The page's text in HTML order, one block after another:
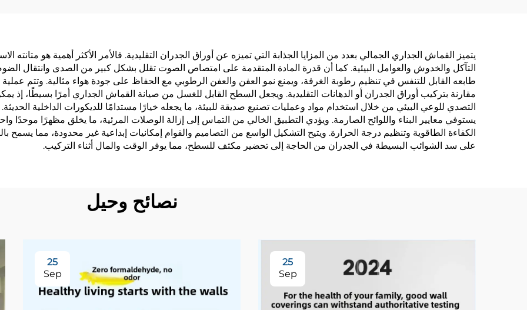
مناسب لكل من غرفة
المعيشة وغرفة النوم
مصنّع، أقمشة غير
منسوجة، 2.8 متر
يتميز القماش الجداري الجمالي بعدد من المزايا الجذابة التي تميزه عن أوراق الجدران التقليدية. فالأمر الأكثر أهمية هو متانته
التآكل والخدوش والعوامل البيئية. كما أن قدرة المادة المتقدمة على امتصاص الصوت تقلل بشكل كبير من الصدى وانتقال
طابعه القابل للتنفس في تنظيم رطوبة الغرفة، ويمنع نمو العفن والعفن الرطوبي مع الحفاظ على جودة هواء مثالية. وتتم
مقارنة بتركيب أوراق الجدران أو الدهانات التقليدية. ويجعل السطح القابل للغسل من صيانة القماش الجداري أمرًا بسيطًا، إذ
التصدي للوعي البيئي من خلال استخدام مواد وعمليات تصنيع صديقة للبيئة، ما يجعله خيارًا مستدامًا للديكورات الداخلية
يستوفي معايير البناء واللوائح الصارمة. ويؤدي التطبيق الخالي من التماس إلى إزالة الوصلات المرئية، ما يخلق مظهرًا موحدًا
الكفاءة الطاقوية وتنظيم درجة الحرارة. ويتيح التشكيل الواسع من التصاميم والقوام إمكانيات إبداعية غير محدودة، مما
على سد الشوائب البسيطة في الجدران من الحاجة إلى تحضير مكثف للسطح، مما يوفر الوقت والمال أثناء التركيب.
نصائح وحيل
25
Sep
25
Sep